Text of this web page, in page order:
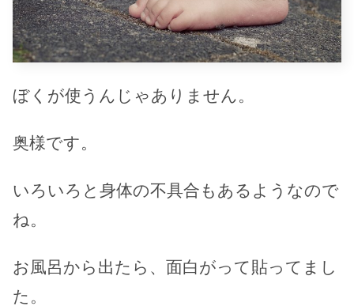
ぼくが使うんじゃありません。
奥様です。
いろいろと身体の不具合もあるようなので
ね。
お風呂から出たら、面白がって貼ってまし
た。